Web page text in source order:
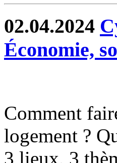
02.04.2024
Économie,
Comment
logement ?
3 lieux, 3